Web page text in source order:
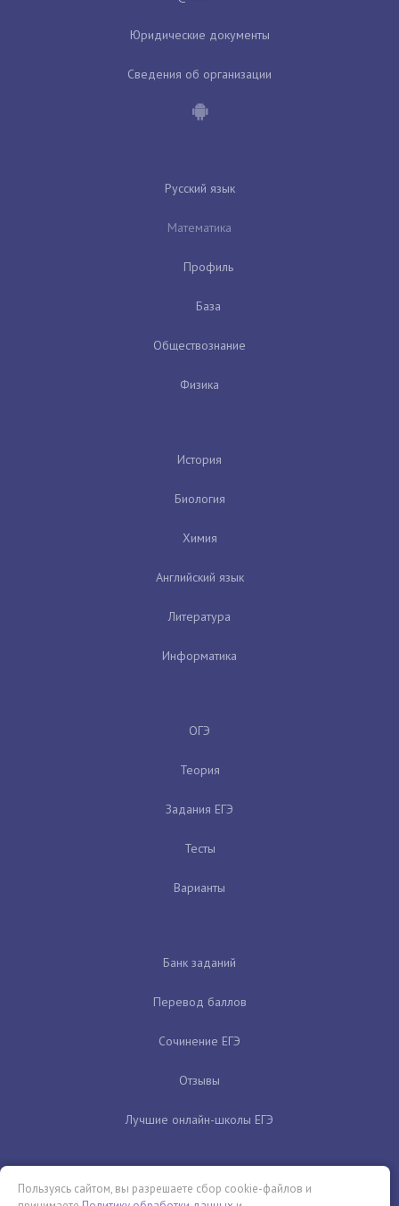
Юридические документы
Сведения об организации
Русский язык
Математика
Профиль
База
Обществознание
Физика
История
Биология
Химия
Английский язык
Литература
Информатика
ОГЭ
Теория
Задания ЕГЭ
Тесты
Варианты
Банк заданий
Перевод баллов
Сочинение ЕГЭ
Отзывы
Лучшие онлайн-школы ЕГЭ
Пользуясь сайтом, вы разрешаете сбор cookie-файлов и